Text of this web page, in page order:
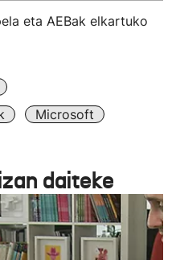
eta AEBak elkartuko
Microsoft
daiteke